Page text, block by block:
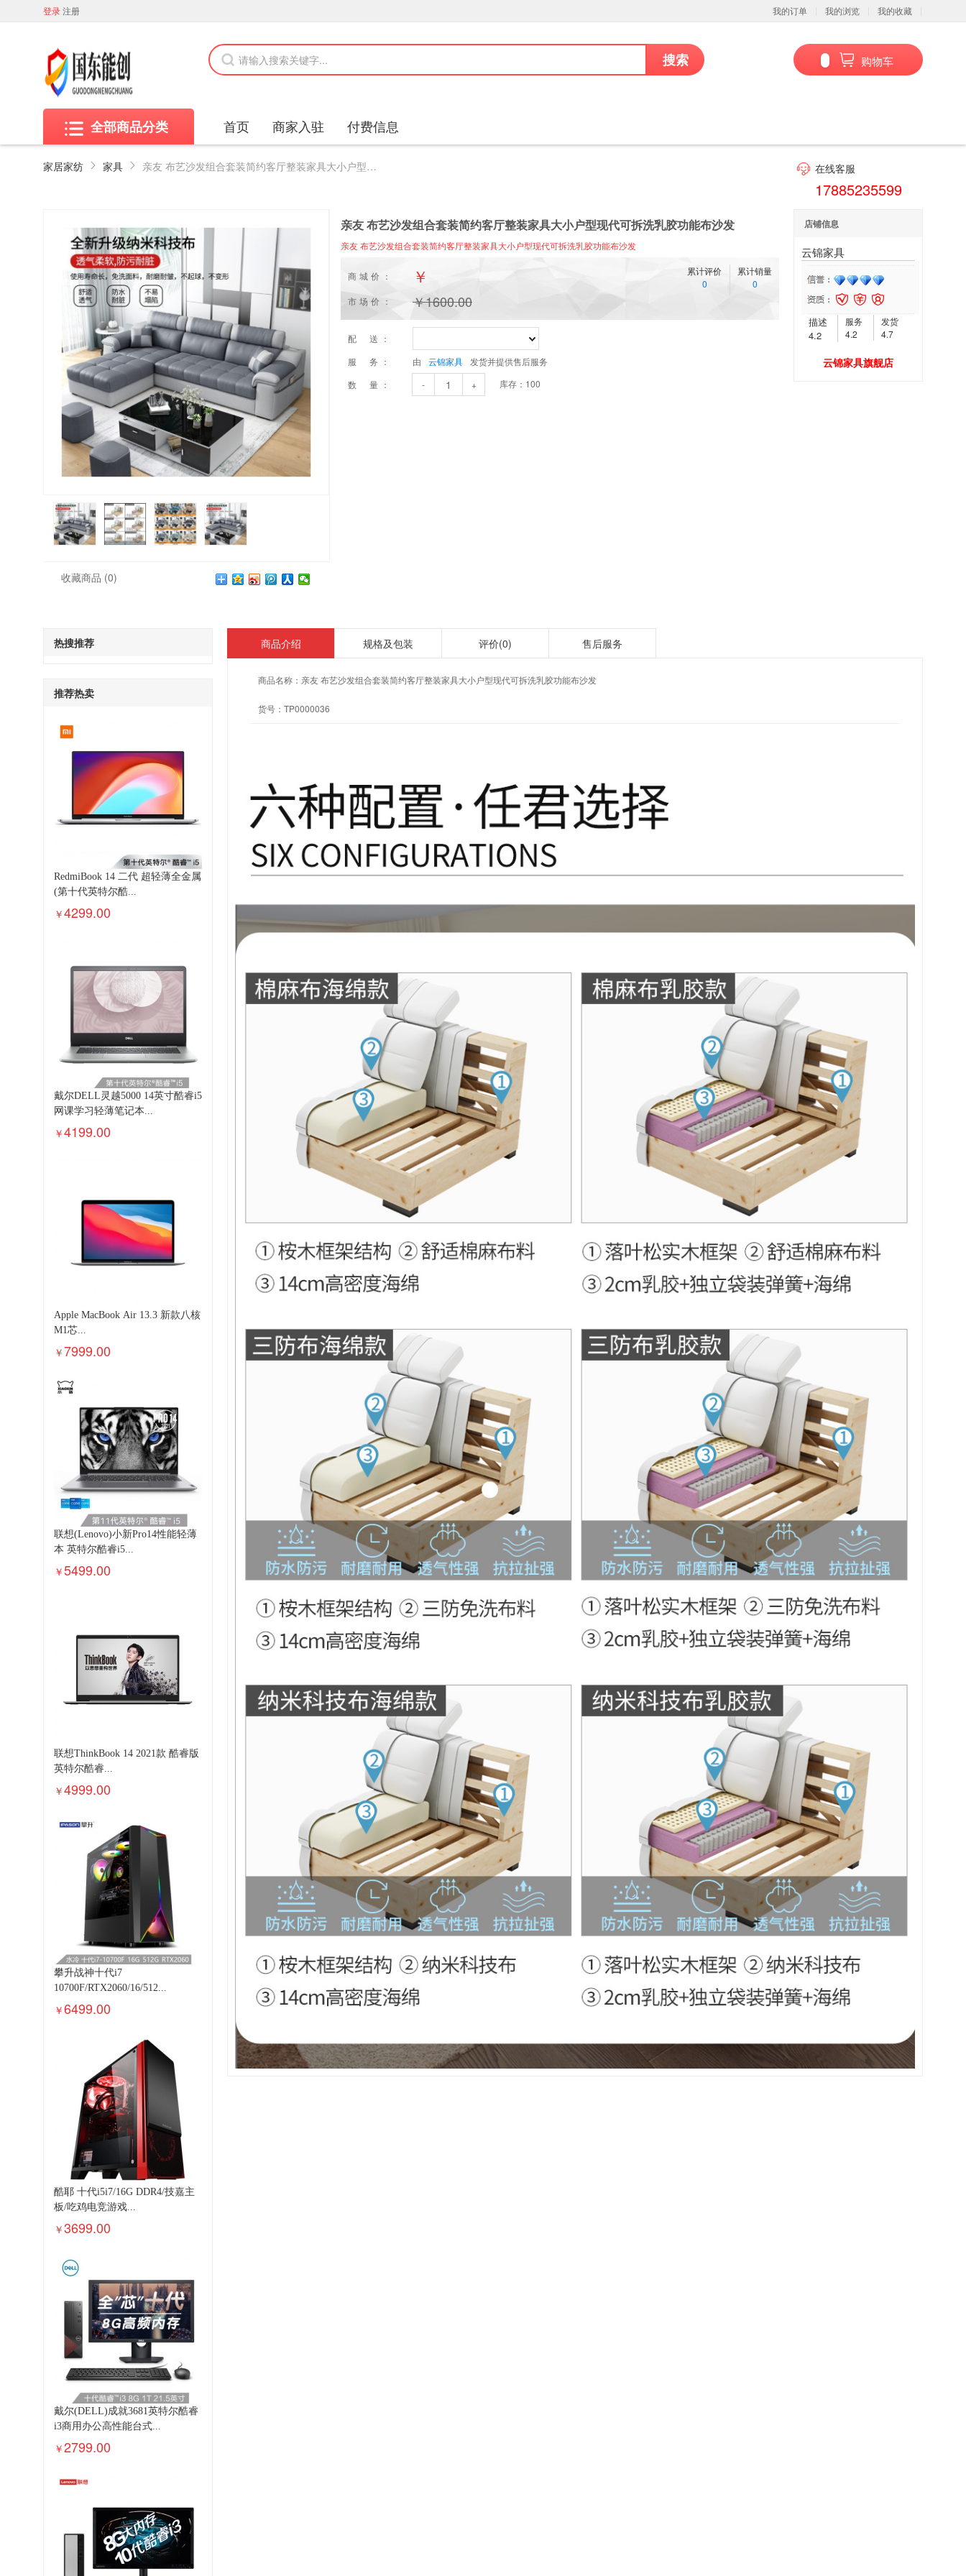
登录注册 我的订单 我的浏览 我的收藏
搜索 购物车
全部商品分类 首页 商家入驻 付费信息
家居家纺 家具 亲友 布艺沙发组合套装简约客厅整装家具大小户型现代可拆洗乳胶功能布沙发 在线客服
17885235599
收藏商品 (0)
亲友 布艺沙发组合套装简约客厅整装家具大小户型现代可拆洗乳胶功能布沙发
亲友 布艺沙发组合套装简约客厅整装家具大小户型现代可拆洗乳胶功能布沙发
商城价： ￥
市场价： ￥1600.00
累计评价
0
累计销量
0
配 送：
服 务：
由 云锦家具
发货并提供售后服务
数 量：
- + 库存： 100
店铺信息
云锦家具
描述
4.2
服务
4.2
发货
4.7
云锦家具旗舰店
热搜推荐
推荐热卖
RedmiBook 14 二代 超轻薄全金属
(第十代英特尔酷...
￥4299.00
戴尔DELL灵越5000 14英寸酷睿i5
网课学习轻薄笔记本...
￥4199.00
Apple MacBook Air 13.3 新款八核
M1芯...
￥7999.00
联想(Lenovo)小新Pro14性能轻薄
本 英特尔酷睿i5...
￥5499.00
联想ThinkBook 14 2021款 酷睿版
英特尔酷睿...
￥4999.00
攀升战神十代i7
10700F/RTX2060/16/512...
￥6499.00
酷耶 十代i5i7/16G DDR4/技嘉主
板/吃鸡电竞游戏...
￥3699.00
戴尔(DELL)成就3681英特尔酷睿
i3商用办公高性能台式...
￥2799.00
商品介绍 规格及包装 评价(0) 售后服务
商品名称： 亲友 布艺沙发组合套装简约客厅整装家具大小户型现代可拆洗乳胶功能布沙发
货号： TP0000036